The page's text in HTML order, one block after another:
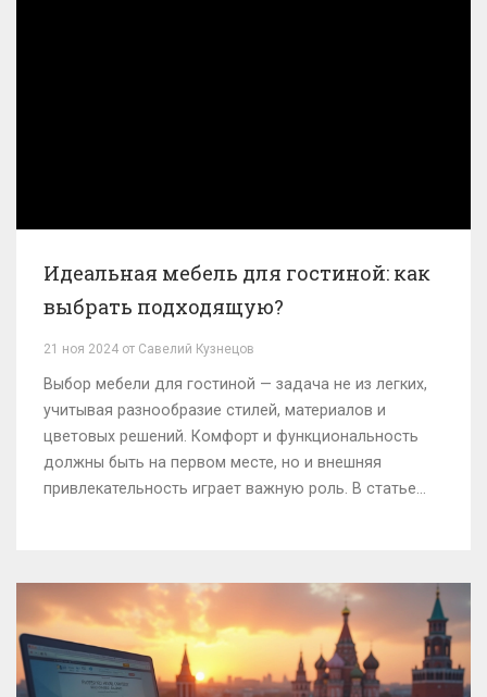
Идеальная мебель для гостиной: как
выбрать подходящую?
21 ноя 2024 от Савелий Кузнецов
Выбор мебели для гостиной — задача не из легких,
учитывая разнообразие стилей, материалов и
цветовых решений. Комфорт и функциональность
должны быть на первом месте, но и внешняя
привлекательность играет важную роль. В статье
пространства. Также даны советы по сочетанию
различных элементов интерьера для создания
гармоничной обстановки. Узнайте о важности
качества материалов и их воздействия на